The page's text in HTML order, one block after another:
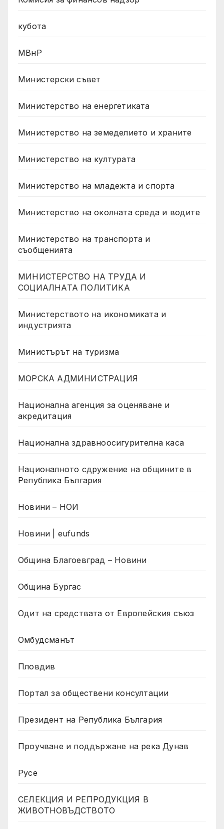
кубота
МВнР
Министерски съвет
Министерство на енергетиката
Министерство на земеделието и храните
Министерство на културата
Министерство на младежта и спорта
Министерство на околната среда и водите
Министерство на транспорта и
съобщенията
МИНИСТЕРСТВО НА ТРУДА И
СОЦИАЛНАТА ПОЛИТИКА
Министерството на икономиката и
индустрията
Министърът на туризма
МОРСКА АДМИНИСТРАЦИЯ
Национална агенция за оценяване и
акредитация
Национална здравноосигурителна каса
Националното сдружение на общините в
Република България
Новини – НОИ
Новини | eufunds
Община Благоевград – Новини
Община Бургас
Одит на средствата от Европейския съюз
Омбудсманът
Пловдив
Портал за обществени консултации
Президент на Република България
Проучване и поддържане на река Дунав
Русе
СЕЛЕКЦИЯ И РЕПРОДУКЦИЯ В
ЖИВОТНОВЪДСТВОТО